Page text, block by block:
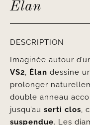
Élan
DESCRIPTION
Imaginée autour
VS2, Élan dessine
prolonger
double anneau
jusqu’au serti clos,
suspendue. Les